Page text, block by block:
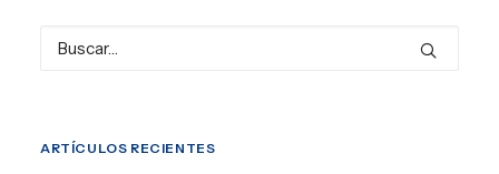
ARTÍCULOS RECIENTES